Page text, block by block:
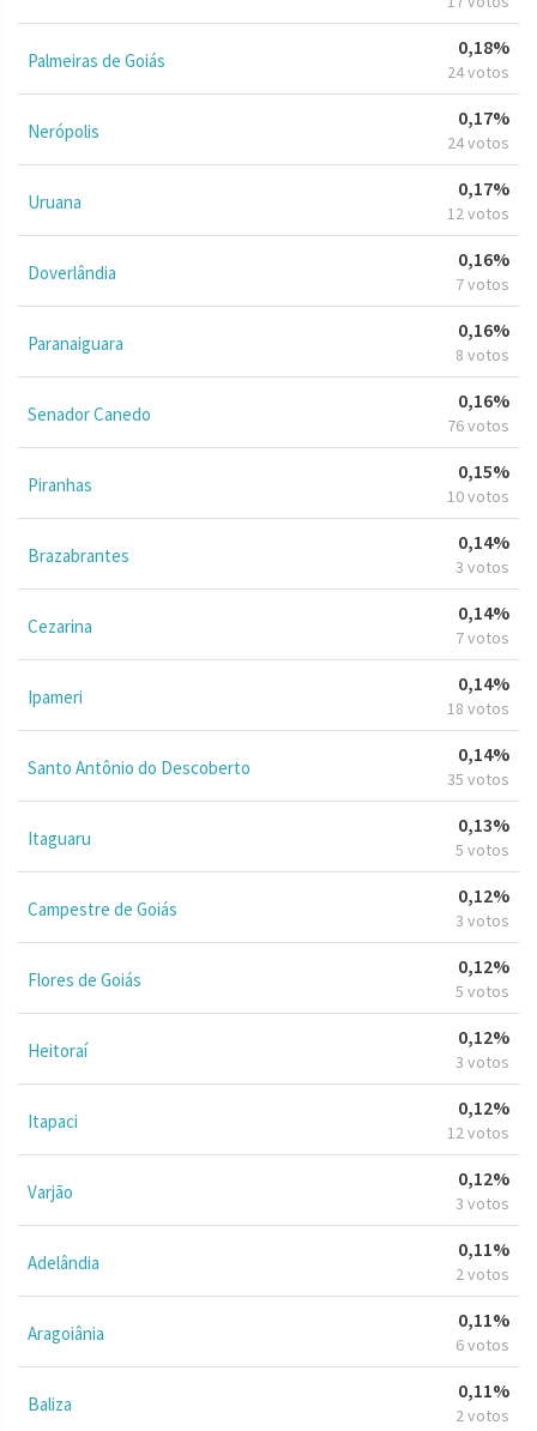
Palmeiras de Goiás
0,18%
24 votos
Nerópolis
0,17%
24 votos
Uruana
0,17%
12 votos
Doverlândia
0,16%
7 votos
Paranaiguara
0,16%
8 votos
Senador Canedo
0,16%
76 votos
Piranhas
0,15%
10 votos
Brazabrantes
0,14%
3 votos
Cezarina
0,14%
7 votos
Ipameri
0,14%
18 votos
Santo Antônio do Descoberto
0,14%
35 votos
Itaguaru
0,13%
5 votos
Campestre de Goiás
0,12%
3 votos
Flores de Goiás
0,12%
5 votos
Heitoraí
0,12%
3 votos
Itapaci
0,12%
12 votos
Varjão
0,12%
3 votos
Adelândia
0,11%
2 votos
Aragoiânia
0,11%
6 votos
Baliza
0,11%
2 votos